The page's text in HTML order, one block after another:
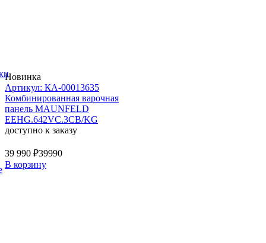
Новинка
Артикул: КА-00013635
Комбинированная варочная
панель MAUNFELD
EEHG.642VC.3CB/KG
доступно к заказу
39 990 ₽39990
В корзину